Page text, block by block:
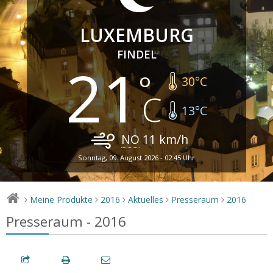
LUXEMBURG
FINDEL
21 30°C
13°C
NO 11 km/h
Sonntag, 09. August 2026 - 02:45 Uhr
> Meine Produkte > 2016 > Aktuelles > Presseraum > 2016
Presseraum - 2016